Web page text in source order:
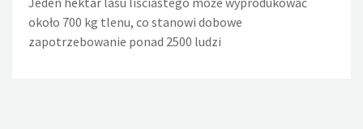
około 700 kg tlenu, co stanowi dobowe
zapotrzebowanie ponad 2500 ludzi